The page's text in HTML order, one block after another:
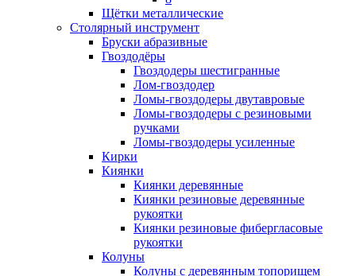
Щётки металлические
Столярный инструмент
Бруски абразивные
Гвоздодёры
Гвоздодеры шестигранные
Лом-гвоздодер
Ломы-гвоздодеры двутавровые
Ломы-гвоздодеры с резиновыми
ручками
Ломы-гвоздодеры усиленные
Кирки
Киянки
Киянки деревянные
Киянки резиновые деревянные
рукоятки
Киянки резиновые фибергласовые
рукоятки
Колуны
Колуны с деревянным топорищем